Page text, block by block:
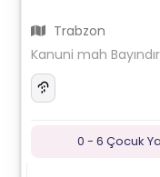
Trabzon
Kanuni mah
0 - 6 Çocuk